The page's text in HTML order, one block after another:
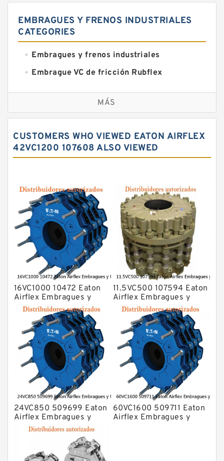
EMBRAGUES Y FRENOS INDUSTRIALES
CATEGORIES
Embragues y frenos industriales
Embrague VC de fricción Rubflex
Embragues y frenos VC
MÁS
CUSTOMERS WHO VIEWED EATON AIRFLEX
42VC1200 107608 ALSO VIEWED
16VC1000 10472 Eaton
Airflex Embragues y
Frenos
11.5VC500 107594 Eaton
Airflex Embragues y
Frenos
24VC850 509699 Eaton
Airflex Embragues y
Frenos
60VC1600 509711 Eaton
Airflex Embragues y